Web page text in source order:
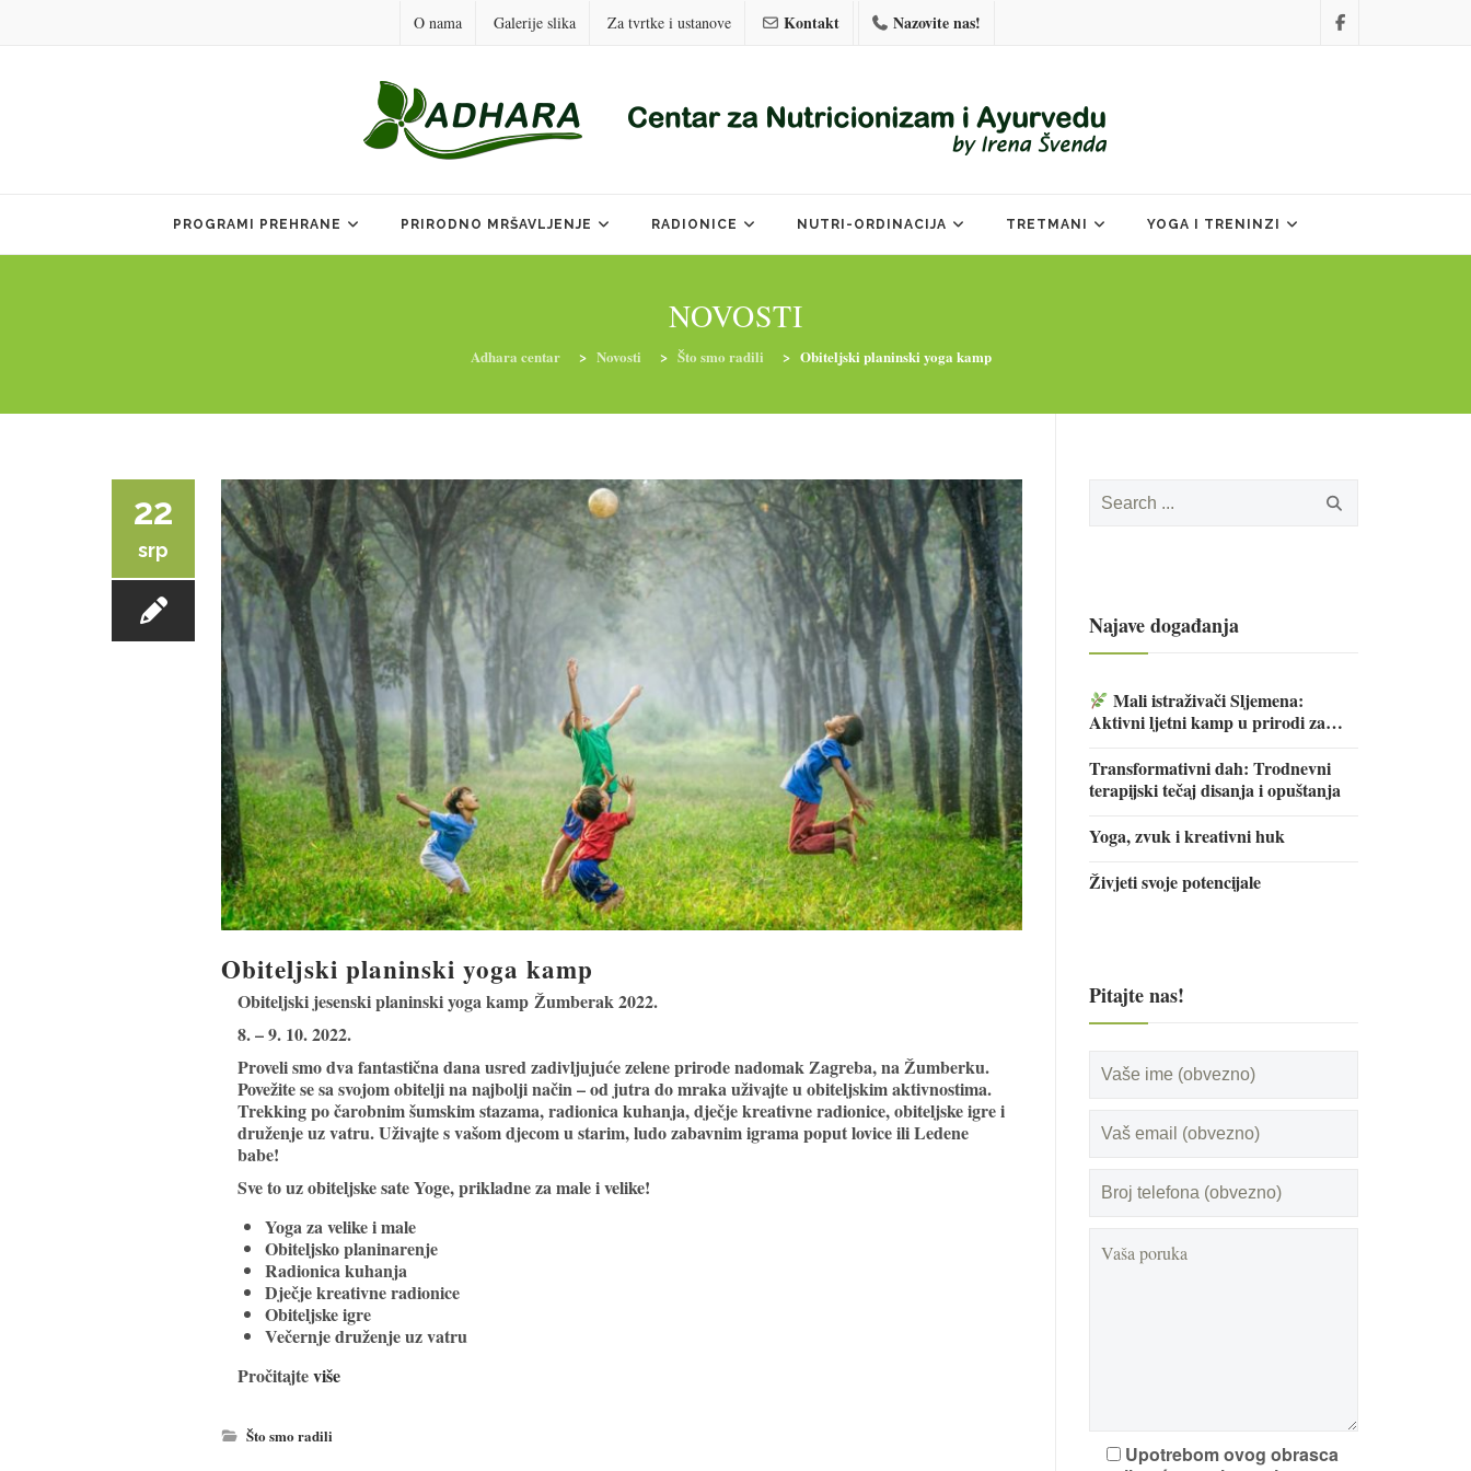
O nama Galerije slika Za tvrtke i ustanove Kontakt Nazovite nas!
PROGRAMI PREHRANE PRIRODNO MRŠAVLJENJE RADIONICE NUTRI-ORDINACIJA TRETMANI YOGA I TRENINZI
NOVOSTI
Adhara centar > Novosti > Što smo radili > Obiteljski planinski yoga kamp
22
srp
Obiteljski planinski yoga kamp
Obiteljski jesenski planinski yoga kamp Žumberak 2022.
8. – 9. 10. 2022.
Proveli smo dva fantastična dana usred zadivljujuće zelene prirode nadomak Zagreba, na Žumberku.
Povežite se sa svojom obitelji na najbolji način – od jutra do mraka uživajte u obiteljskim aktivnostima.
Trekking po čarobnim šumskim stazama, radionica kuhanja, dječje kreativne radionice, obiteljske igre i
druženje uz vatru. Uživajte s vašom djecom u starim, ludo zabavnim igrama poput lovice ili Ledene
babe!
Sve to uz obiteljske sate Yoge, prikladne za male i velike!
Yoga za velike i male
Obiteljsko planinarenje
Radionica kuhanja
Dječje kreativne radionice
Obiteljske igre
Večernje druženje uz vatru
Pročitajteviše
Što smo radili
for:
Najave događanja
Mali istraživači Sljemena:
Aktivni ljetni kamp u prirodi za
Transformativni dah: Trodnevni
terapijski tečaj disanja i opuštanja
Yoga, zvuk i kreativni huk
Živjeti svoje potencijale
Pitajte nas!
Upotrebom ovog obrasca